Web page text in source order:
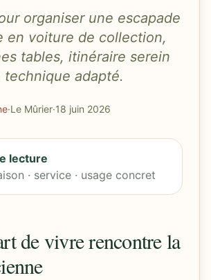
organiser une escapade
en voiture de collection,
tables, itinéraire serein
adapté.
·Le Mûrier·18 juin 2026
lecture
· service · usage concret
de vivre rencontre la